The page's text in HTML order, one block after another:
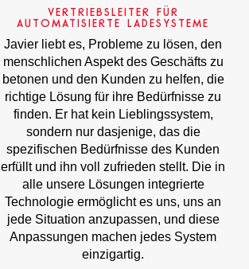
VERTRIEBSLEITER FÜR
AUTOMATISIERTE LADESYSTEME
Javier liebt es, Probleme zu lösen, den
menschlichen Aspekt des Geschäfts zu
betonen und den Kunden zu helfen, die
richtige Lösung für ihre Bedürfnisse zu
finden. Er hat kein Lieblingssystem,
sondern nur dasjenige, das die
spezifischen Bedürfnisse des Kunden
erfüllt und ihn voll zufrieden stellt. Die in
alle unsere Lösungen integrierte
Technologie ermöglicht es uns, uns an
jede Situation anzupassen, und diese
Anpassungen machen jedes System
einzigartig.